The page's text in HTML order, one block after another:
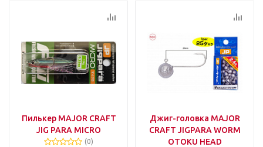
Пилькер MAJOR CRAFT
JIG PARA MICRO
(0)
Джиг-головка MAJOR
CRAFT JIGPARA WORM
OTOKU HEAD